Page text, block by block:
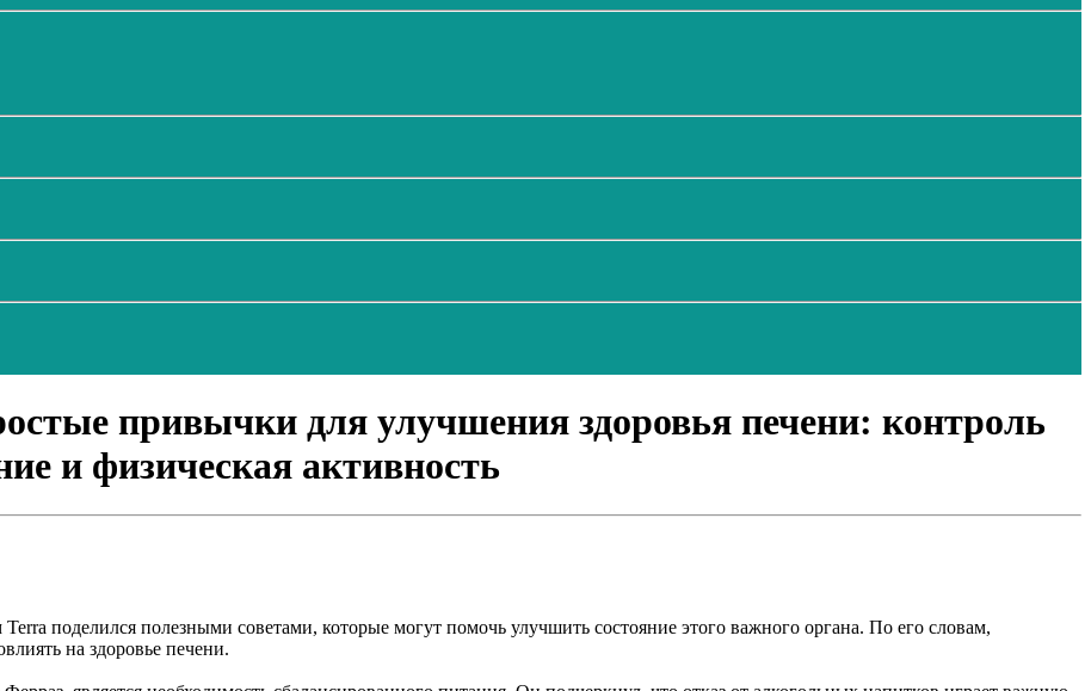
привычки для улучшения здоровья печени: контроль
и физическая активность
поделился полезными советами, которые могут помочь улучшить состояние этого важного органа. По его словам,
на здоровье печени.